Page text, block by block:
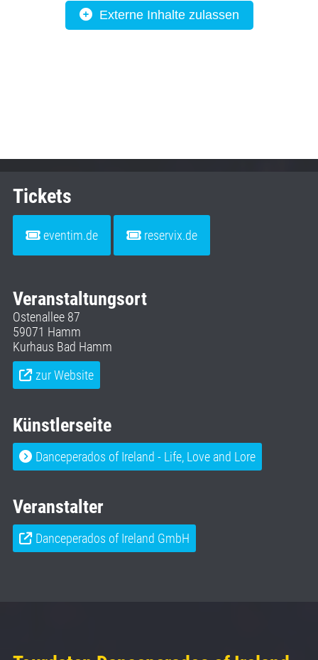
Externe Inhalte zulassen
Tickets
eventim.de reservix.de
Veranstaltungsort
Ostenallee 87
59071 Hamm
Kurhaus Bad Hamm
zur Website
Künstlerseite
Danceperados of Ireland - Life, Love and Lore
Veranstalter
Danceperados of Ireland GmbH